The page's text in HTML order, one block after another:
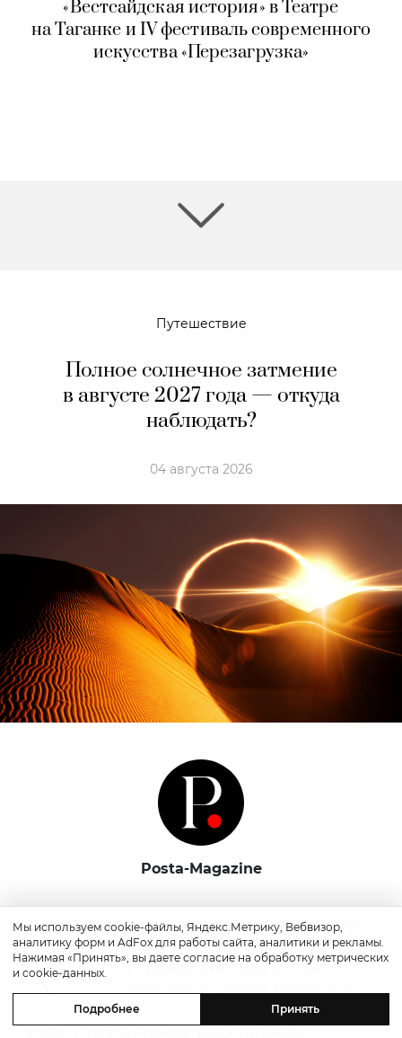
«Вестсайдская история» в Театре
на Таганке и IV фестиваль современного
искусства «Перезагрузка»
Путешествие
Полное солнечное затмение
в августе 2027 года — откуда
наблюдать?
04 августа 2026
Posta-Magazine
С
амое продолжительное полное
солнечное затмение, видимое
с суши до 2114 года, состоится
2 августа 2027 года. Некоторые
уже называют его «затмением
Мы используем cookie-файлы, Яндекс.Метрику, Вебвизор,
аналитику форм и AdFox для работы сайта, аналитики и рекламы.
Нажимая «Принять», вы даете согласие на обработку метрических
и cookie-данных.
Подробнее Принять